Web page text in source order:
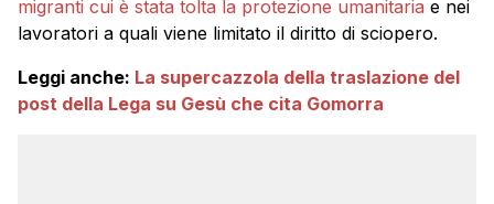
migranti cui è stata tolta la protezione umanitaria e nei
lavoratori a quali viene limitato il diritto di sciopero.
Leggi anche: La supercazzola della traslazione del
post della Lega su Gesù che cita Gomorra